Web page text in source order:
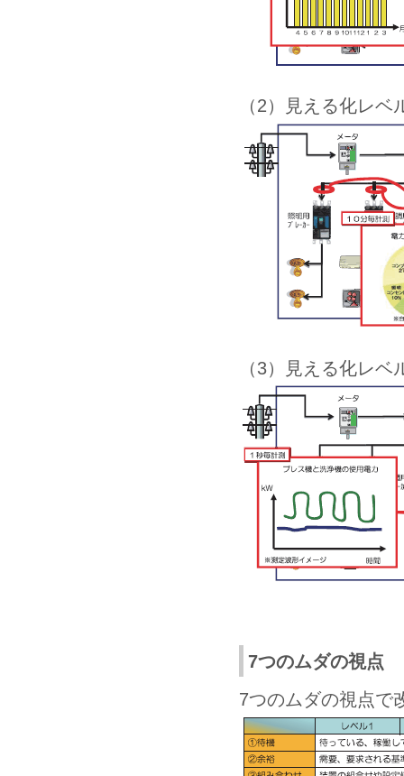
（2）見える化レ
（3）見える化レ
7つのムダの視点
7つのムダの視点で